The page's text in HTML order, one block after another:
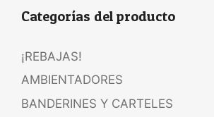
Categorías del producto
¡REBAJAS!
AMBIENTADORES
BANDERINES Y CARTELES